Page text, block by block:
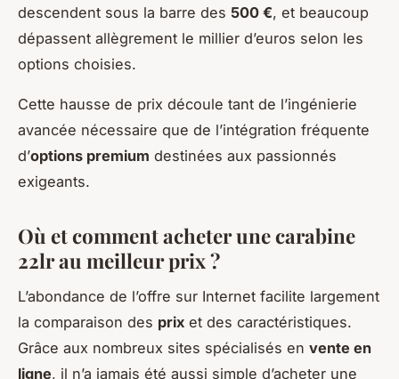
descendent sous la barre des 500 €, et beaucoup
dépassent allègrement le millier d’euros selon les
options choisies.
Cette hausse de prix découle tant de l’ingénierie
avancée nécessaire que de l’intégration fréquente
d’options premium destinées aux passionnés
exigeants.
Où et comment acheter une carabine
22lr au meilleur prix ?
L’abondance de l’offre sur Internet facilite largement
la comparaison des prix et des caractéristiques.
Grâce aux nombreux sites spécialisés en vente en
ligne, il n’a jamais été aussi simple d’acheter une